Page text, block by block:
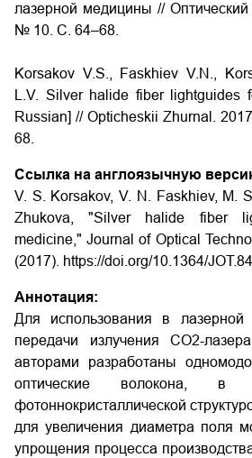
лазерной медицины //
№ 10. С. 64–68.
Korsakov V.S., Faskhiev V.N.,
L.V. Silver halide fiber lightguides
Russian] // Opticheskii Zhurnal.
68.
Ссылка на англоязычную
V. S. Korsakov, V. N. Faskhiev, M.
Zhukova, "Silver halide fiber
medicine," Journal of Optical
(2017). https://doi.org/10.1364/
Аннотация:
Для использования в
передачи излучения СО2-
авторами разработаны
оптические волокона,
фотоннокристаллической
для увеличения диаметра поля
упрощения процесса